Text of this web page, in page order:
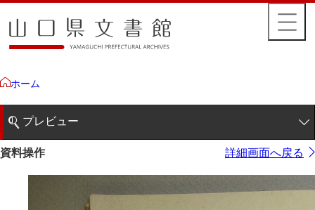
ホーム
プレビュー
1ページ
資料操作 詳細画面へ戻る